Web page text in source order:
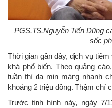
PGS.TS.Nguyễn Tiến Dũng
sốc
Thời gian gần đây, dịch vụ
khá phổ biến. Theo quảng
tuần thì da mịn màng nhanh
khoảng 2 triệu đồng. Thậm chí
Trước tình hình này, ngày 7/